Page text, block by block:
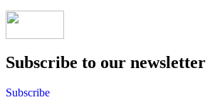
Subscribe to our newsletter
Subscribe